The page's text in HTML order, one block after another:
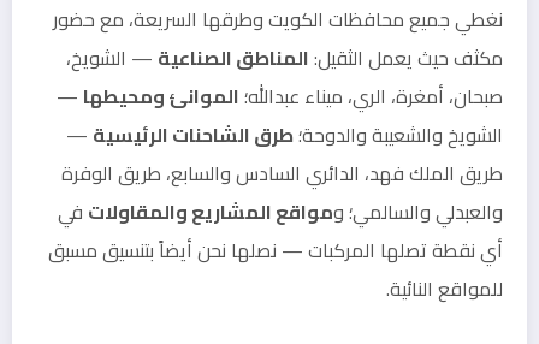
نغطي جميع محافظات الكويت وطرقها السريعة، مع حضور
مكثف حيث يعمل الثقيل:المناطق الصناعية — الشويخ،
صبحان، أمغرة، الري، ميناء عبدالله؛الموانئ ومحيطها —
الشويخ والشعيبة والدوحة؛طرق الشاحنات الرئيسية —
طريق الملك فهد، الدائري السادس والسابع، طريق الوفرة
والعبدلي والسالمي؛ ومواقع المشاريع والمقاولات في
أي نقطة تصلها المركبات — نصلها نحن أيضاً بتنسيق مسبق
للمواقع النائية.